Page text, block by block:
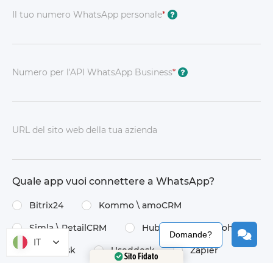
Il tuo numero WhatsApp personale* ?
Numero per l'API WhatsApp Business* ?
URL del sito web della tua azienda
Quale app vuoi connettere a WhatsApp?
Bitrix24 Kommo \​ amoCRM
Simla \​ RetailCRM HubSpot Zoho
Omnidesk Useddesk Zapier
IT
Sito Fidato
Domande?